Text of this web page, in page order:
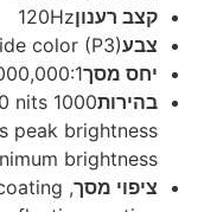
קצב רענון120Hz
צבעcolor (P3)
יחס מסך
בהירות
nits
peak brightness
brightness
ציפוי מסך,